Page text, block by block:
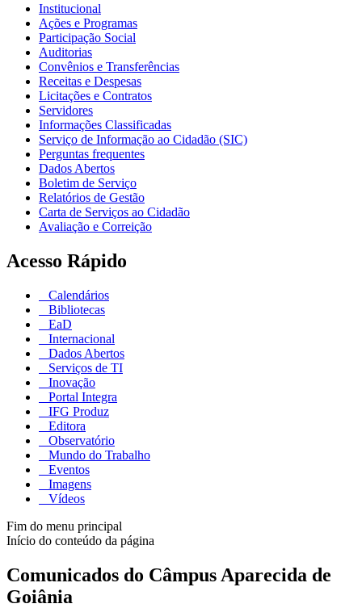
Institucional
Ações e Programas
Participação Social
Auditorias
Convênios e Transferências
Receitas e Despesas
Licitações e Contratos
Servidores
Informações Classificadas
Serviço de Informação ao Cidadão (SIC)
Perguntas frequentes
Dados Abertos
Boletim de Serviço
Relatórios de Gestão
Carta de Serviços ao Cidadão
Avaliação e Correição
Acesso Rápido
Calendários
Bibliotecas
EaD
Internacional
Dados Abertos
Serviços de TI
Inovação
Portal Integra
IFG Produz
Editora
Observatório
Mundo do Trabalho
Eventos
Imagens
Vídeos
Fim do menu principal
Início do conteúdo da página
Comunicados do Câmpus Aparecida de
Goiânia